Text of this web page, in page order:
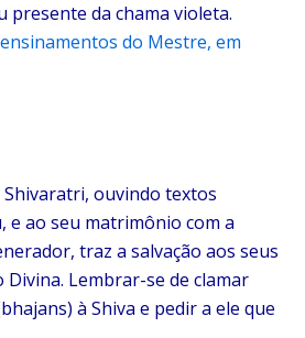
presente da chama violeta.
do Mestre, em
ouvindo textos
e ao seu matrimônio com a
traz a salvação aos seus
Divina. Lembrar-se de clamar
à Shiva e pedir a ele que